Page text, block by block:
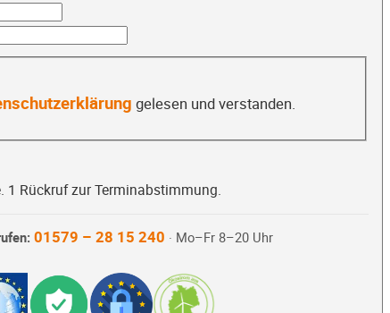
gelesen und verstanden.
1 Rückruf zur Terminabstimmung.
01579 – 28 15 240 · Mo–Fr 8–20 Uhr